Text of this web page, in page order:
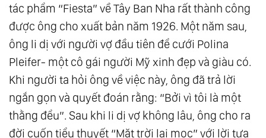
tác phẩm “Fiesta” về Tây Ban Nha rất thành công
được ông cho xuất bản năm 1926. Một năm sau,
ông li dị với người vợ đầu tiên để cưới Polina
Pleifer- một cô gái người Mỹ xinh đẹp và giàu có.
Khi người ta hỏi ông về việc này, ông đã trả lời
ngắn gọn và quyết đoán rằng: “Bởi vì tôi là một
thằng đểu”. Sau khi li dị vợ không lâu, ông cho ra
đời cuốn tiểu thuyết “Mặt trời lại mọc” với lời tựa